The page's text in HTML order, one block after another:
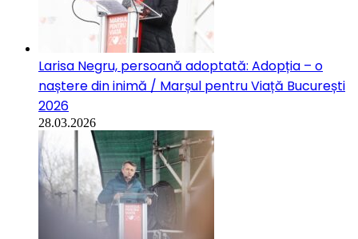
Larisa Negru, persoană adoptată: Adopția – o
naștere din inimă / Marșul pentru Viață București
2026
28.03.2026